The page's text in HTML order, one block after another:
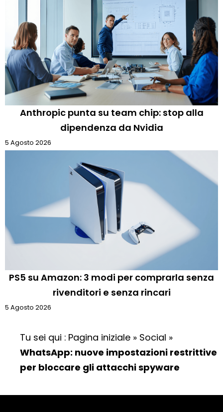
Anthropic punta su team chip: stop alla
dipendenza da Nvidia
5 Agosto 2026
PS5 su Amazon: 3 modi per comprarla senza
rivenditori e senza rincari
5 Agosto 2026
Tu sei qui : Pagina iniziale » Social »
WhatsApp: nuove impostazioni restrittive
per bloccare gli attacchi spyware